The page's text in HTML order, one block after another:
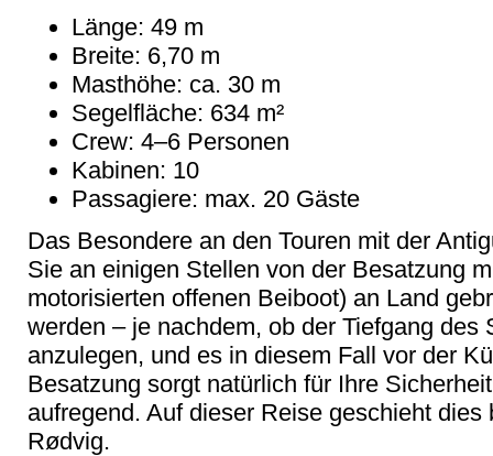
Länge: 49 m
Breite: 6,70 m
Masthöhe: ca. 30 m
Segelfläche: 634 m²
Crew: 4–6 Personen
Kabinen: 10
Passagiere: max. 20 Gäste
Das Besondere an den Touren mit der
Sie an einigen Stellen von der Besatzung
motorisierten offenen Beiboot) an Land
werden – je nachdem, ob der Tiefgang
anzulegen, und es in diesem Fall vor der
Besatzung sorgt natürlich für Ihre
aufregend. Auf dieser Reise geschieht
Rødvig.